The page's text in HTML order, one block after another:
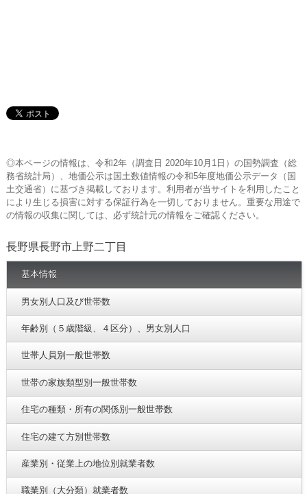
◎本ページの情報は、令和2年（調査日 2020年10月1日）の国勢調査（総
務省統計局）、地価公示は国土数値情報の令和5年度地価公示データ（国
土交通省）に基づき掲載しております。利用者が当サイトを利用したこと
により生じる損害に対する保証行為を一切しておりません。重要な用途で
の情報の収集に関しては、必ず統計元の情報をご確認ください。
長野県長野市上野二丁目
基本情報
男女別人口及び世帯数
年齢別（５歳階級、４区分）、男女別人口
世帯人員別一般世帯数
世帯の家族類型別一般世帯数
住宅の種類・所有の関係別一般世帯数
住宅の建て方別世帯数
産業別・従業上の地位別就業者数
職業別（大分類）就業者数